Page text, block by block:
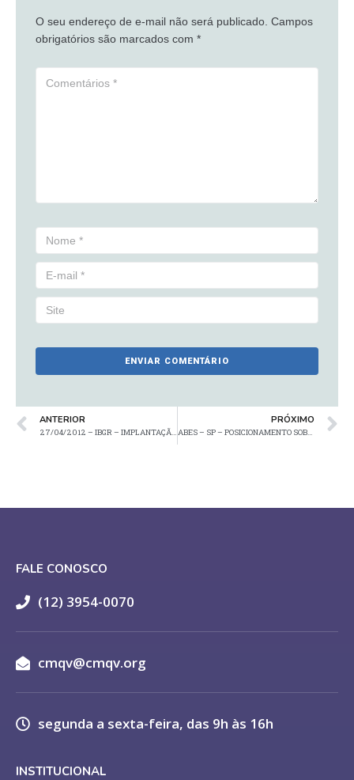
O seu endereço de e-mail não será publicado. Campos
obrigatórios são marcados com *
ANTERIOR
27/04/2012 – IBGR – IMPLANTAÇÃO DO PROGRAMA RISCO ZERO
PRÓXIMO
ABES – SP – POSICIONAMENTO SOBRE PROPOSTA DE NOVO CÓDIGO FLORESTAL
FALE CONOSCO
(12) 3954-0070
cmqv@cmqv.org
segunda a sexta-feira, das 9h às 16h
INSTITUCIONAL